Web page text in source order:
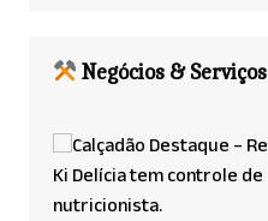
Negócios & Serviços